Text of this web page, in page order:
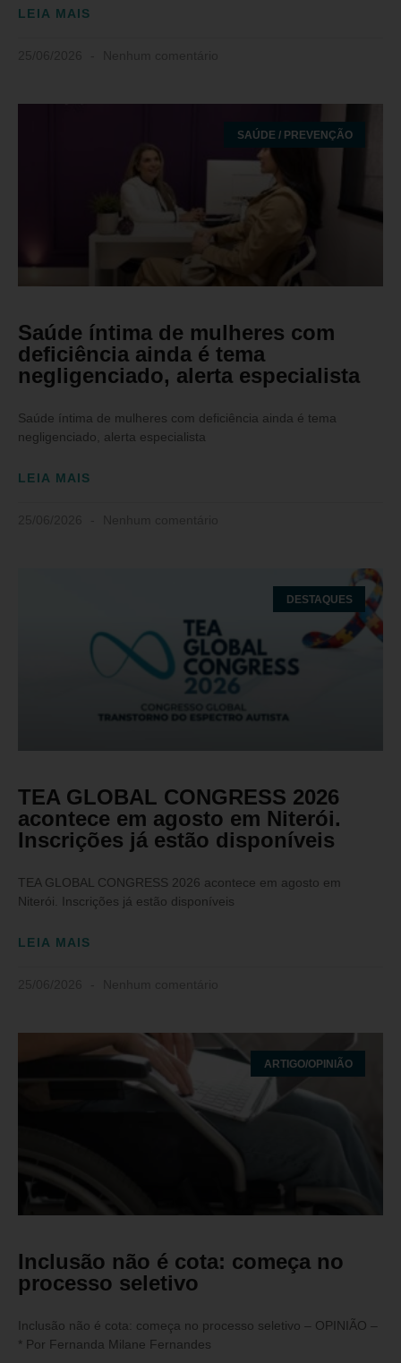
LEIA MAIS
SAÚDE / PREVENÇÃO
Saúde íntima de mulheres com
deficiência ainda é tema
negligenciado, alerta especialista
Saúde íntima de mulheres com deficiência ainda é tema
negligenciado, alerta especialista
LEIA MAIS
DESTAQUES
TEA GLOBAL CONGRESS 2026
acontece em agosto em Niterói.
Inscrições já estão disponíveis
TEA GLOBAL CONGRESS 2026 acontece em agosto em
Niterói. Inscrições já estão disponíveis
LEIA MAIS
ARTIGO/OPINIÃO
Inclusão não é cota: começa no
processo seletivo
Inclusão não é cota: começa no processo seletivo – OPINIÃO –
* Por Fernanda Milane Fernandes